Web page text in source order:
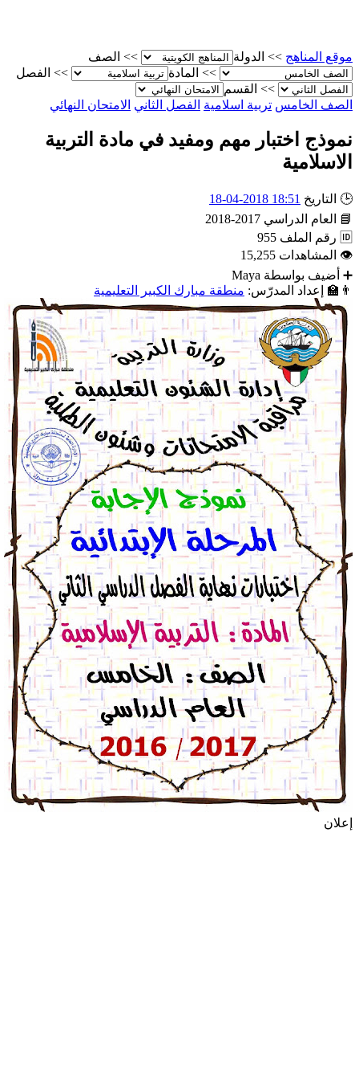
موقع المناهج >> الدولة >>
الصف
>>
المادة >>
الفصل
>>
القسم
الصف الخامس تربية اسلامية الفصل الثاني الامتحان النهائي
نموذج اختبار مهم ومفيد في مادة التربية
الاسلامية
🕒 التاريخ 18:51 2018-04-18
📘
العام الدراسي 2017-2018
🆔 رقم الملف 955
👁
المشاهدات 15,255
➕
أضيف بواسطة Maya
👨‍🏫
إعداد المدرّس: منطقة مبارك الكبير التعليمية
إعلان